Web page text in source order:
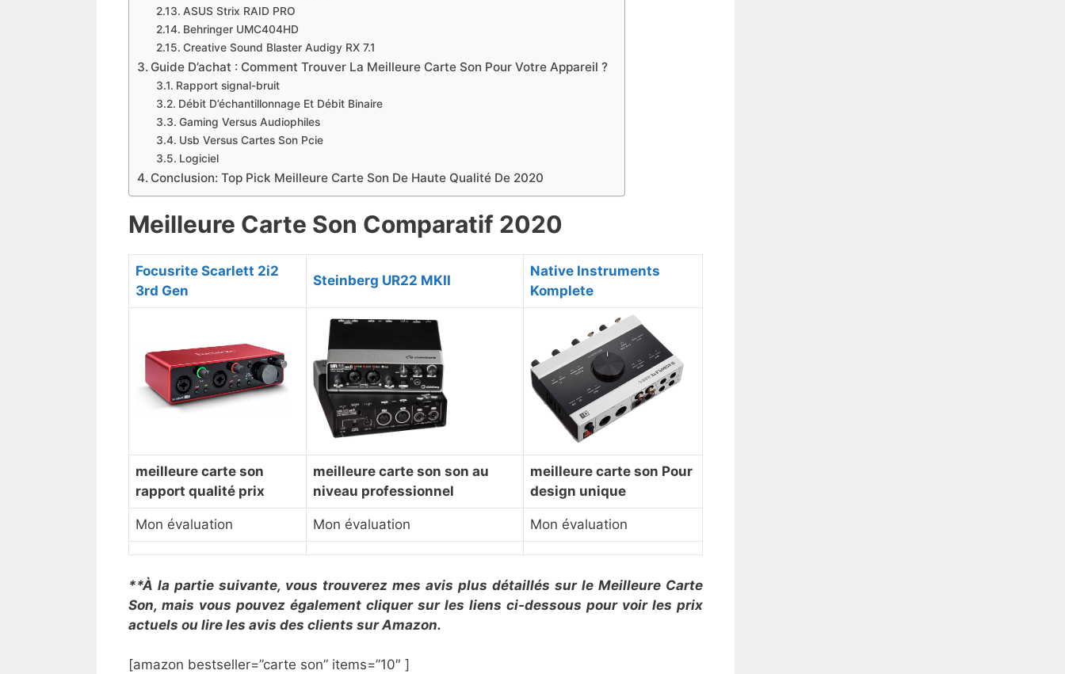
​ASUS Strix RAID PRO
​Behringer UMC404HD
​Creative Sound Blaster Audigy RX 7.1
Guide D’achat : Comment Trouver La Meilleure Carte Son Pour Votre Appareil ?
Rapport signal-bruit
Débit D’échantillonnage Et Débit Binaire
Gaming Versus Audiophiles
Usb Versus Cartes Son Pcie
Logiciel
Conclusion: Top Pick Meilleure Carte Son De Haute Qualité De 2020
Meilleure Carte Son Comparatif 2020
Focusrite Scarlett 2i2
3rd Gen
Steinberg UR22 MKII
Native Instruments
Komplete
​meilleure carte son
rapport qualité prix
meilleure carte son son au
niveau professionnel
meilleure carte son Pour
design unique
Mon évaluation Mon évaluation Mon évaluation
**À la partie suivante, vous trouverez mes avis plus détaillés sur le Meilleure Carte
Son, mais vous pouvez également cliquer sur les liens ci-dessous pour voir les prix
actuels ou lire les avis des clients sur Amazon.
[amazon bestseller=”carte son” items=”10″ ]